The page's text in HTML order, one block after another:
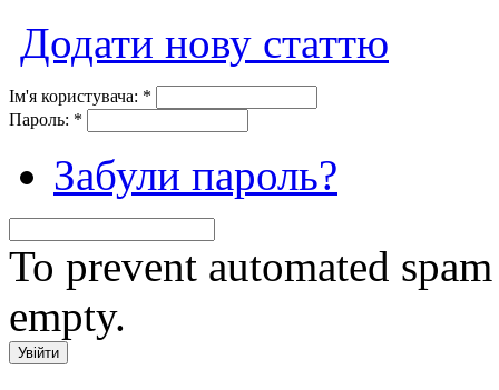
Додати нову статтю
Ім'я користувача: *
Пароль: *
Забули пароль?
To prevent automated
empty.